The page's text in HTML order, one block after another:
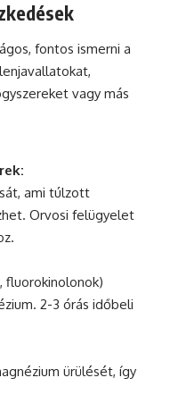
fontos ismerni a
vagy más
ami túlzott
Orvosi felügyelet
fluorokinolonok)
2-3 órás időbeli
ürülését, így